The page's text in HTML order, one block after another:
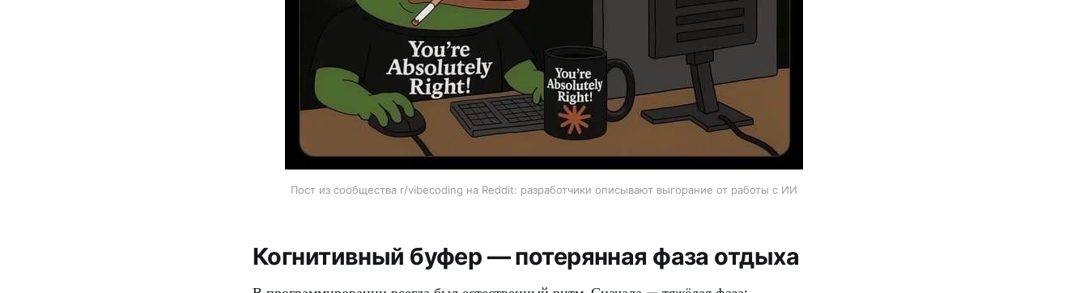
Пост из сообщества r/vibecoding на Reddit: разработчики описывают выгорание от работы с ИИ
Когнитивный буфер — потерянная фаза отдыха